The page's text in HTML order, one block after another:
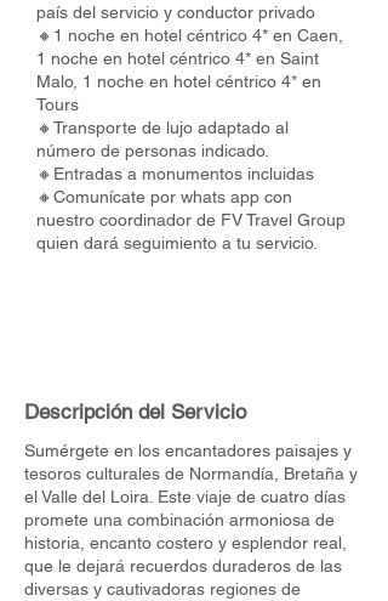
país del servicio y conductor privado
🔸1 noche en hotel céntrico 4* en Caen,
1 noche en hotel céntrico 4* en Saint
Malo, 1 noche en hotel céntrico 4* en
Tours
🔸Transporte de lujo adaptado al
número de personas indicado.
🔸Entradas a monumentos incluidas
🔸Comunícate por whats app con
nuestro coordinador de FV Travel Group
quien dará seguimiento a tu servicio.
Descripción del Servicio
Sumérgete en los encantadores paisajes y
tesoros culturales de Normandía, Bretaña y
el Valle del Loira. Este viaje de cuatro días
promete una combinación armoniosa de
historia, encanto costero y esplendor real,
que le dejará recuerdos duraderos de las
diversas y cautivadoras regiones de